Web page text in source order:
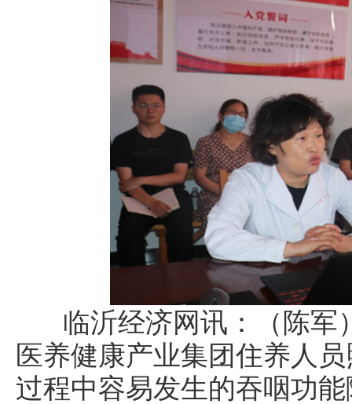
临沂经济网讯：（陈军
医养健康产业集团住养人
过程中容易发生的吞咽功